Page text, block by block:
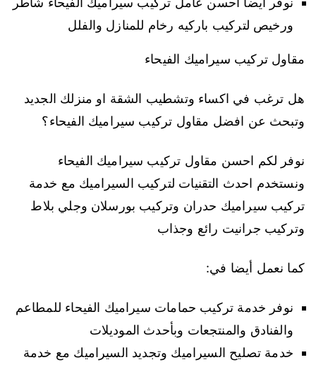
ورخيص لتركيب باركيه رخام للمنازل والفلل
مقاول تركيب سيراميك الفيحاء
هل ترغب في اكساء وتشطيب الشقة او منزلك الجديد
وتبحث عن افضل مقاول تركيب سيراميك الفيحاء؟
نوفر لكم احسن مقاول تركيب سيراميك الفيحاء
ونستخدم احدث التقنيات لتركيب السيراميك مع خدمة
تركيب سيراميك حدران وتركيب بورسلان وجلي بلاط
وتركيب جرانيت رائع وجذاب
كما نعمل أيضا في:
نوفر خدمة تركيب حمامات سيراميك الفيحاء للمطاعم
والفنادق والمنتجعات وبأحدث الموديلات
خدمة تصليح السيراميك وتجديد السيراميك مع خدمة